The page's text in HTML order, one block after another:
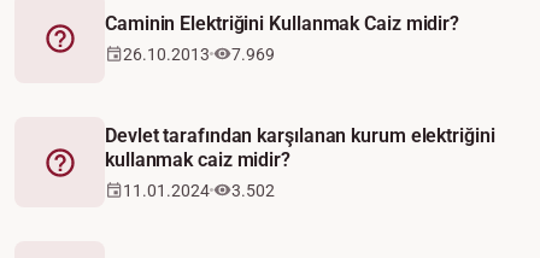
Fetva
Caminin Elektriğini Kullanmak Caiz midir?
26.10.2013 7.969
Fetva
Devlet tarafından karşılanan kurum elektriğini
kullanmak caiz midir?
11.01.2024 3.502